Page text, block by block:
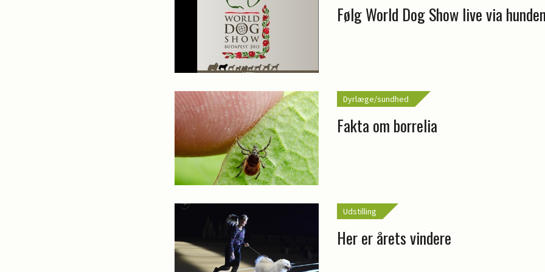
Følg World Dog Show live via
Dyrlæge/sundhed
Fakta om borrelia
Udstilling
Her er årets vindere